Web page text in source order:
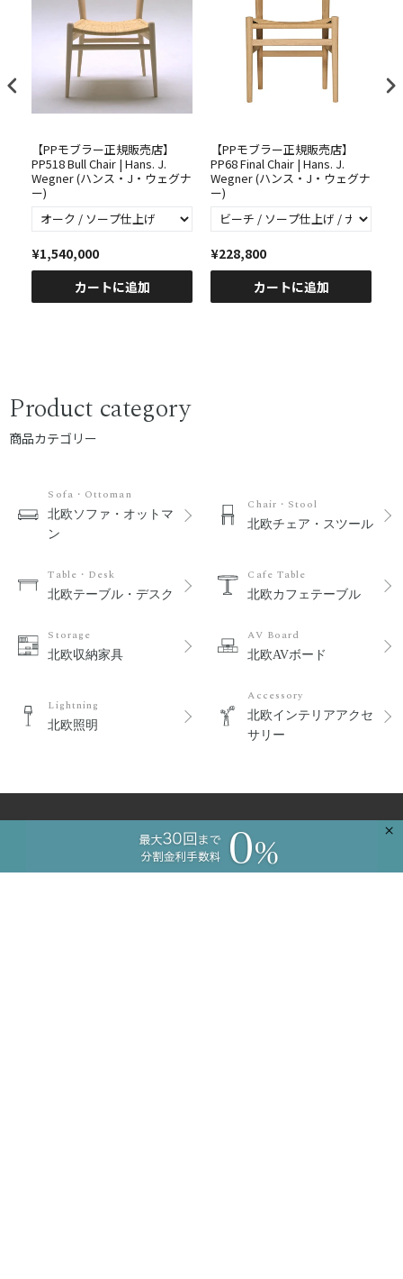
×
【PPモブラー正規販売店】
PP518 Bull Chair | Hans. J.
Wegner (ハンス・J・ウェグナ
ー)
¥1,540,000
カートに追加
【PPモブラー正規販売店】
PP68 Final Chair | Hans. J.
Wegner (ハンス・J・ウェグナ
ー)
¥228,800
カートに追加
Product category
商品カテゴリー
Sofa・Ottoman
北欧ソファ・オットマ
ン
Chair・Stool
北欧チェア・スツール
Table・Desk
北欧テーブル・デスク
Cafe Table
北欧カフェテーブル
Storage
北欧収納家具
AV Board
北欧AVボード
Lightning
北欧照明
Accessory
北欧インテリアアクセ
サリー
ショッピングガイド
新規会員登録